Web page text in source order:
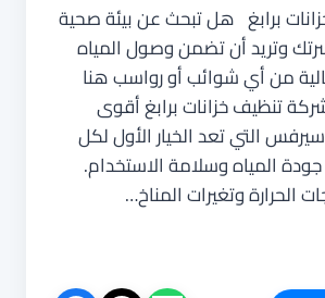
برابغ هل تبحث عن بيئة صحية
وتريد أن تضمن وصول المياه
من أي شوائب أو رواسب هنا
تنظيف خزانات برابغ أقوى
التي تعد الخيار الأول لكل
المياه وسلامة الاستخدام.
الحرارة وتغيرات المناخ…